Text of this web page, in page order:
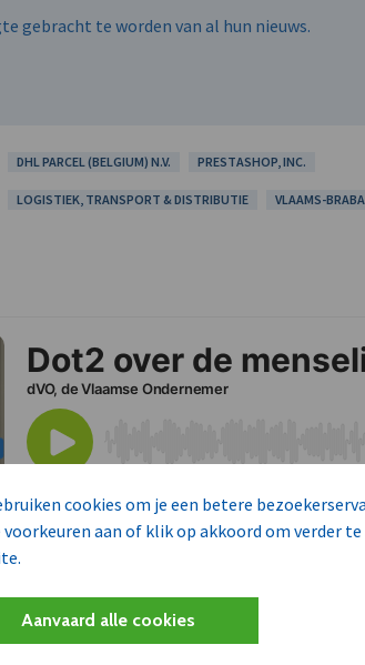
cookies om je een betere
voorkeuren aan of klik op akkoord om verder te
Aanvaard alle cookies
gebracht te worden van al hun nieuws.
DHL PARCEL (BELGIUM) N.V. PRESTASHOP, INC.
LOGISTIEK, TRANSPORT & DISTRIBUTIE VLAAMS-